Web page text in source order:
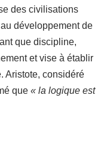
des civilisations
développement de
que discipline,
et vise à établir
Aristote, considéré
que « la logique est